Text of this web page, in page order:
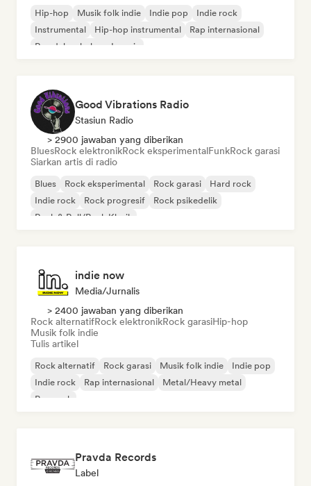
Hip-hop Musik folk indie Indie pop
Indie rock
Instrumental
Hip-hop instrumental
Rap internasional
Rap dalam bahasa Inggris
Good Vibrations Radio
Stasiun Radio
> 2900 jawaban yang diberikan
BluesRock elektronikRock eksperimentalFunkRock garasi
Siarkan artis di radio
Blues Rock eksperimental Rock garasi
Hard rock
Indie rock
Rock progresif
Rock psikedelik
Rock & Roll/Rock Klasik
indie now
Media/Jurnalis
> 2400 jawaban yang diberikan
Rock alternatifRock elektronikRock garasiHip-hop
Musik folk indie
Tulis artikel
Rock alternatif Rock garasi Musik folk indie
Indie pop
Indie rock
Rap internasional
Metal/Heavy metal
Pop rock
Pravda Records
Label